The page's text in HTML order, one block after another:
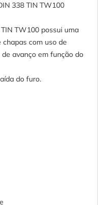
338 TIN TW100
TW100 possui uma
com uso de
avanço em função do
do furo.